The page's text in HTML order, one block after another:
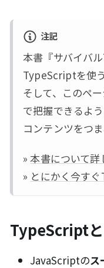
注記
本書『サバイバ
TypeScriptを使
そして、このペ
で把握できるよ
コンテンツをつ
»本書について詳
» とにかく今す
TypeScript
JavaScriptのス